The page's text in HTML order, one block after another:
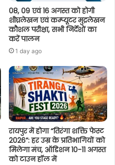
08, 09 एवं 16 अगस्त को होगी
शीघ्रलेखन एवं कम्प्यूटर मुद्रलेखन
कौशल परीक्षा, सभी निर्देशों का
करें पालन
1 day ago
रायपुर में होगा “तिरंगा शक्ति फेस्ट
2026”: हर उम्र के प्रतिभागियों को
मिलेगा मंच, ऑडिशन 10-11 अगस्त
को टाउन हॉल में